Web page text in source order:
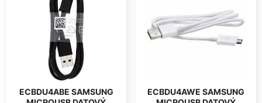
ECBDU4ABE SAMSUNG
ECBDU4AWE SAMSUNG